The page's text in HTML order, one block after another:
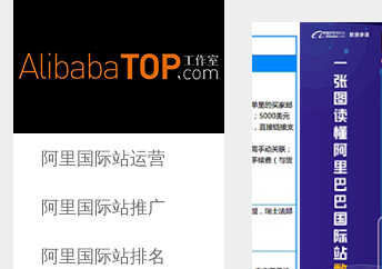
AlibabaTop
工作室
阿里国际站运营
阿里国际站推广
阿里国际站排名